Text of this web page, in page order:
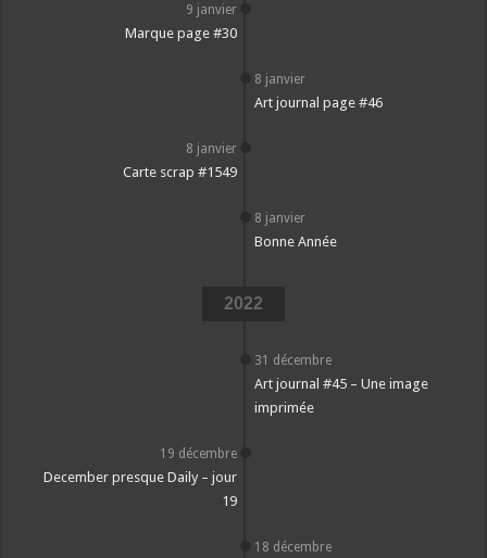
9 janvier
Marque page #30
8 janvier
Art journal page #46
8 janvier
Carte scrap #1549
8 janvier
Bonne Année
2022
31 décembre
Art journal #45 – Une image
imprimée
19 décembre
December presque Daily – jour
19
18 décembre